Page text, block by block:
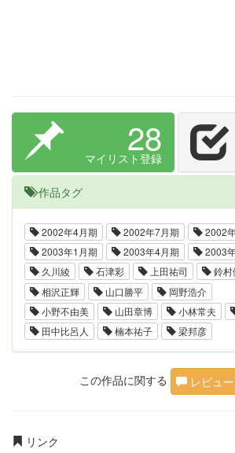
28
マイリスト登録
作品タグ
2002年4月期 2002年7月期
2002
2003年1月期
2003年4月期 2003
久川綾
石津彩 上田祐司 鈴村
相沢正輝
山口勝平
岡野浩介
小野不由美
山田章博 小林常夫
田中比呂人
楠本祐子 梁邦彦
この作品に関する レビュ
リンク